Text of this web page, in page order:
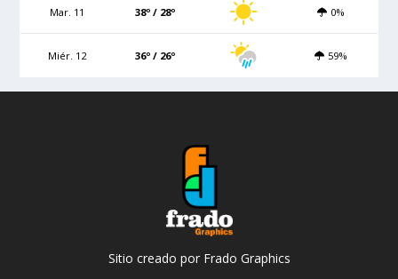
Mar. 11 38º / 28º 0%
Miér. 12 36º / 26º 59%
Sitio creado por Frado Graphics